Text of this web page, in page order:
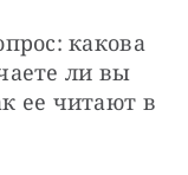
какова
ли вы
ее читают в